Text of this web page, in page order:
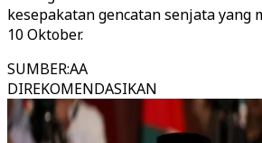
kesepakatan gencatan senjata yang
10 Oktober.
SUMBER:AA
DIREKOMENDASIKAN